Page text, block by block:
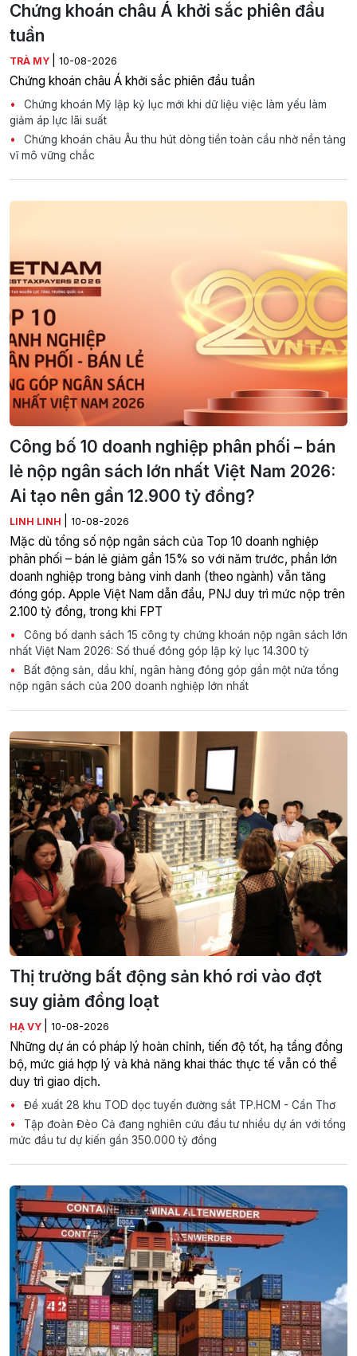
Chứng khoán châu Á khởi sắc phiên đầu
tuần
TRÀ MY 10-08-2026
Chứng khoán châu Á khởi sắc phiên đầu tuần
Chứng khoán Mỹ lập kỷ lục mới khi dữ liệu việc làm yếu làm
giảm áp lực lãi suất
Chứng khoán châu Âu thu hút dòng tiền toàn cầu nhờ nền tảng
vĩ mô vững chắc
Công bố 10 doanh nghiệp phân phối – bán
lẻ nộp ngân sách lớn nhất Việt Nam 2026:
Ai tạo nên gần 12.900 tỷ đồng?
LINH LINH 10-08-2026
Mặc dù tổng số nộp ngân sách của Top 10 doanh nghiệp
phân phối – bán lẻ giảm gần 15% so với năm trước, phần lớn
doanh nghiệp trong bảng vinh danh (theo ngành) vẫn tăng
đóng góp. Apple Việt Nam dẫn đầu, PNJ duy trì mức nộp trên
2.100 tỷ đồng, trong khi FPT
Công bố danh sách 15 công ty chứng khoán nộp ngân sách lớn
nhất Việt Nam 2026: Số thuế đóng góp lập kỷ lục 14.300 tỷ
Bất động sản, dầu khí, ngân hàng đóng góp gần một nửa tổng
nộp ngân sách của 200 doanh nghiệp lớn nhất
Thị trường bất động sản khó rơi vào đợt
suy giảm đồng loạt
HẠ VY 10-08-2026
Những dự án có pháp lý hoàn chỉnh, tiến độ tốt, hạ tầng đồng
bộ, mức giá hợp lý và khả năng khai thác thực tế vẫn có thể
duy trì giao dịch.
Đề xuất 28 khu TOD dọc tuyến đường sắt TP.HCM - Cần Thơ
Tập đoàn Đèo Cả đang nghiên cứu đầu tư nhiều dự án với tổng
mức đầu tư dự kiến gần 350.000 tỷ đồng